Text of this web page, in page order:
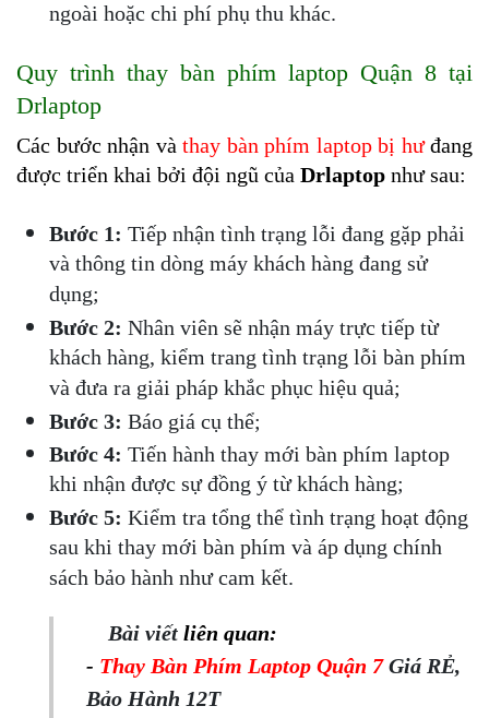
ngoài hoặc chi phí phụ thu khác.
Quy trình thay bàn phím laptop Quận 8 tại
Drlaptop
Các bước nhận và thay bàn phím laptop bị hư đang
được triển khai bởi đội ngũ của Drlaptop như sau:
Bước 1: Tiếp nhận tình trạng lỗi đang gặp phải
và thông tin dòng máy khách hàng đang sử
dụng;
Bước 2: Nhân viên sẽ nhận máy trực tiếp từ
khách hàng, kiểm trang tình trạng lỗi bàn phím
và đưa ra giải pháp khắc phục hiệu quả;
Bước 3: Báo giá cụ thể;
Bước 4: Tiến hành thay mới bàn phím laptop
khi nhận được sự đồng ý từ khách hàng;
Bước 5: Kiểm tra tổng thể tình trạng hoạt động
sau khi thay mới bàn phím và áp dụng chính
sách bảo hành như cam kết.
Bài viết liên quan:
- Thay Bàn Phím Laptop Quận 7Giá RẺ,
Bảo Hành 12T